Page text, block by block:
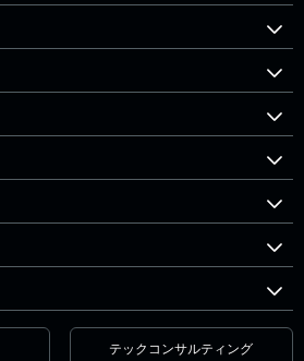
テックコンサルティング